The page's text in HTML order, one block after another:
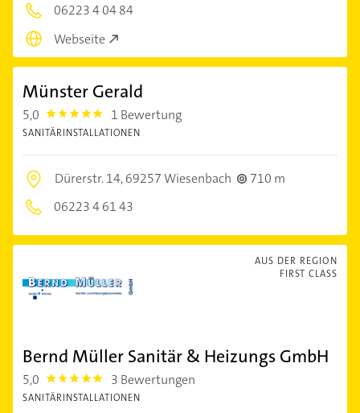
06223 4 04 84
Webseite
Münster Gerald
5,0 5.0 1 Bewertung
SANITÄRINSTALLATIONEN
Dürerstr. 14,69257 Wiesenbach
710 m
06223 4 61 43
AUS DER REGION
FIRST CLASS
Bernd Müller Sanitär & Heizungs GmbH
5,0 5.0 3 Bewertungen
SANITÄRINSTALLATIONEN